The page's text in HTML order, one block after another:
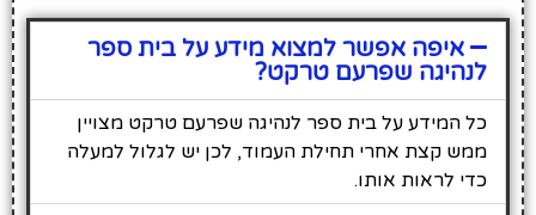
איפה אפשר למצוא מידע על בית ספר
לנהיגה שפרעם טרקט?
כל המידע על בית ספר לנהיגה שפרעם טרקט מצויין
ממש קצת אחרי תחילת העמוד, לכן יש לגלול למעלה
כדי לראות אותו.